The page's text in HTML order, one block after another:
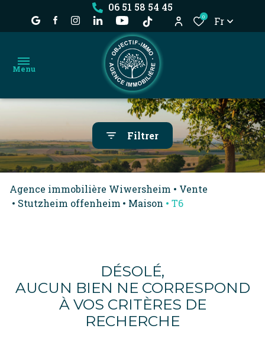
06 51 58 54 45
0 Fr
Menu
achat
location
nos
biens
dossierestimation
alerte
e-
Filtrer
Agence immobilière Wiwersheim
Vente
Stutzheim offenheim
Maison T6
DÉSOLÉ,
AUCUN BIEN NE CORRESPOND
À VOS CRITÈRES DE
RECHERCHE